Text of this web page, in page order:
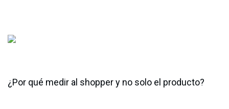
¿Por qué medir al shopper y no solo el producto?